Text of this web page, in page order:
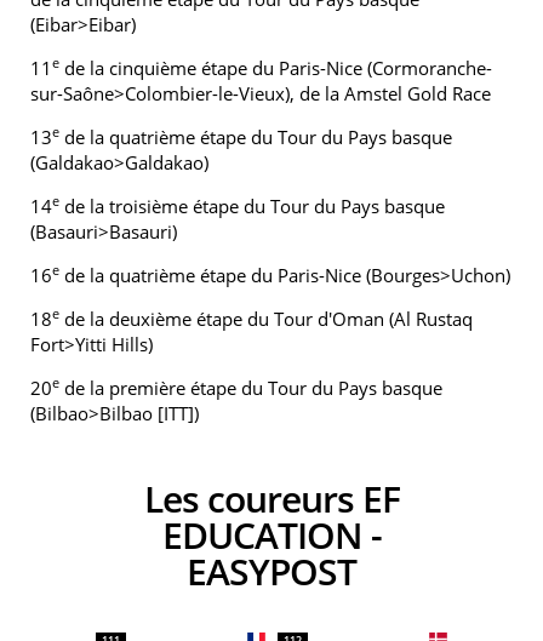
(Eibar>Eibar)
11 e de la cinquième étape du Paris-Nice (Cormoranche-
sur-Saône>Colombier-le-Vieux), de la Amstel Gold Race
13e de la quatrième étape du Tour du Pays basque
(Galdakao>Galdakao)
14e de la troisième étape du Tour du Pays basque
(Basauri>Basauri)
16e de la quatrième étape du Paris-Nice (Bourges>Uchon)
18e de la deuxième étape du Tour d'Oman (Al Rustaq
Fort>Yitti Hills)
20e de la première étape du Tour du Pays basque
(Bilbao>Bilbao [ITT])
Les coureurs EF
EDUCATION -
EASYPOST